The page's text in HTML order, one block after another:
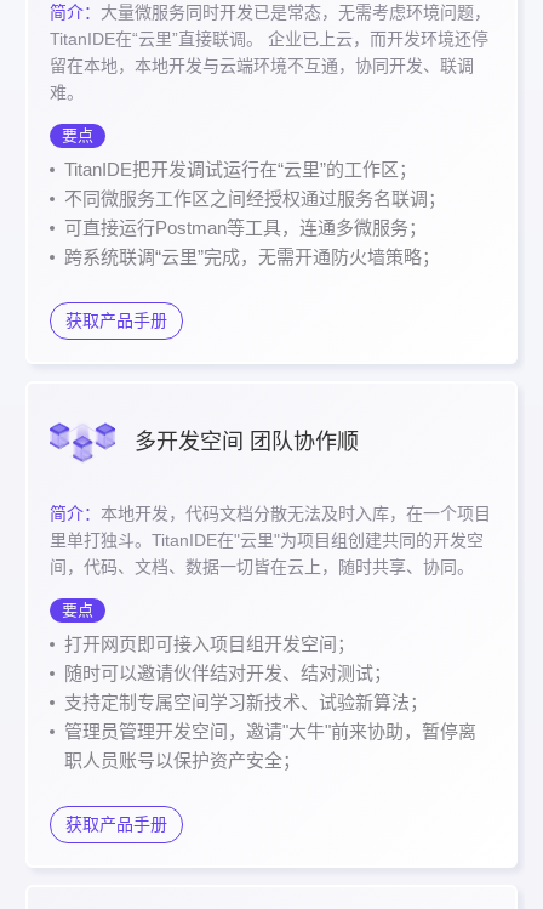
简介： 大量微服务同时开发已是常态，无需考虑环境问题，
TitanIDE在“云里”直接联调。 企业已上云，而开发环境还停
留在本地，本地开发与云端环境不互通，协同开发、联调
难。
要点
TitanIDE把开发调试运行在“云里”的工作区；
不同微服务工作区之间经授权通过服务名联调；
可直接运行Postman等工具，连通多微服务；
跨系统联调“云里”完成，无需开通防火墙策略；
获取产品手册
多开发空间 团队协作顺
简介： 本地开发，代码文档分散无法及时入库，在一个项目
里单打独斗。TitanIDE在"云里"为项目组创建共同的开发空
间，代码、文档、数据一切皆在云上，随时共享、协同。
要点
打开网页即可接入项目组开发空间；
随时可以邀请伙伴结对开发、结对测试；
支持定制专属空间学习新技术、试验新算法；
管理员管理开发空间，邀请"大牛"前来协助，暂停离
职人员账号以保护资产安全；
获取产品手册